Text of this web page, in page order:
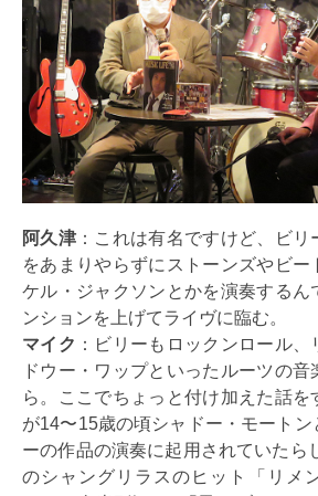
阿久津 ：これは有名ですけど、ビ
をあまりやらずにストーンズやビー
ケル・ジャクソンとかを演奏するん
ンションを上げてライヴに臨む。
マイク ：ビリーもロックンロール、
ドウー・ワップといったルーツの
ら。ここでちょっと付け加えた話を
が14〜15歳の頃シャドー・モート
ーの作品の演奏に起用されていたら
のシャングリラスのヒット「リメ